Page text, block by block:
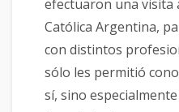
efectuaron una visita
Católica Argentina,
con distintos
sólo les permitió
sí, sino